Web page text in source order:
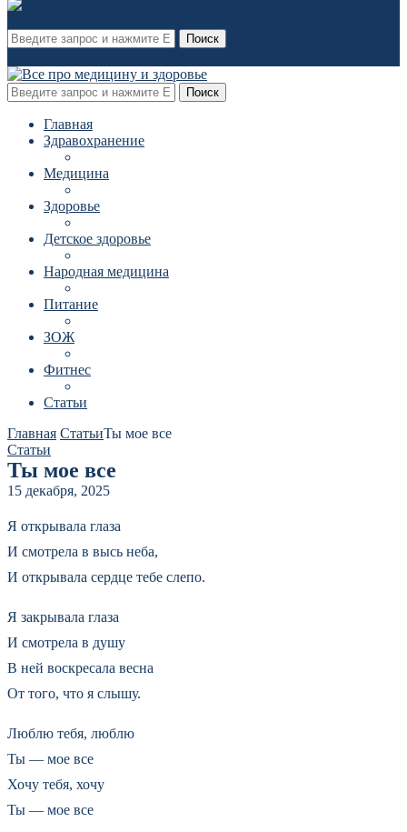
Поиск
Поиск
Главная
Здравохранение
Медицина
Здоровье
Детское здоровье
Народная медицина
Питание
ЗОЖ
Фитнес
Статьи
Главная СтатьиТы мое все
Статьи
Ты мое все
15 декабря, 2025
Я открывала глаза
И смотрела в высь неба,
И открывала сердце тебе слепо.
Я закрывала глаза
И смотрела в душу
В ней воскресала весна
От того, что я слышу.
Люблю тебя, люблю
Ты — мое все
Хочу тебя, хочу
Ты — мое все